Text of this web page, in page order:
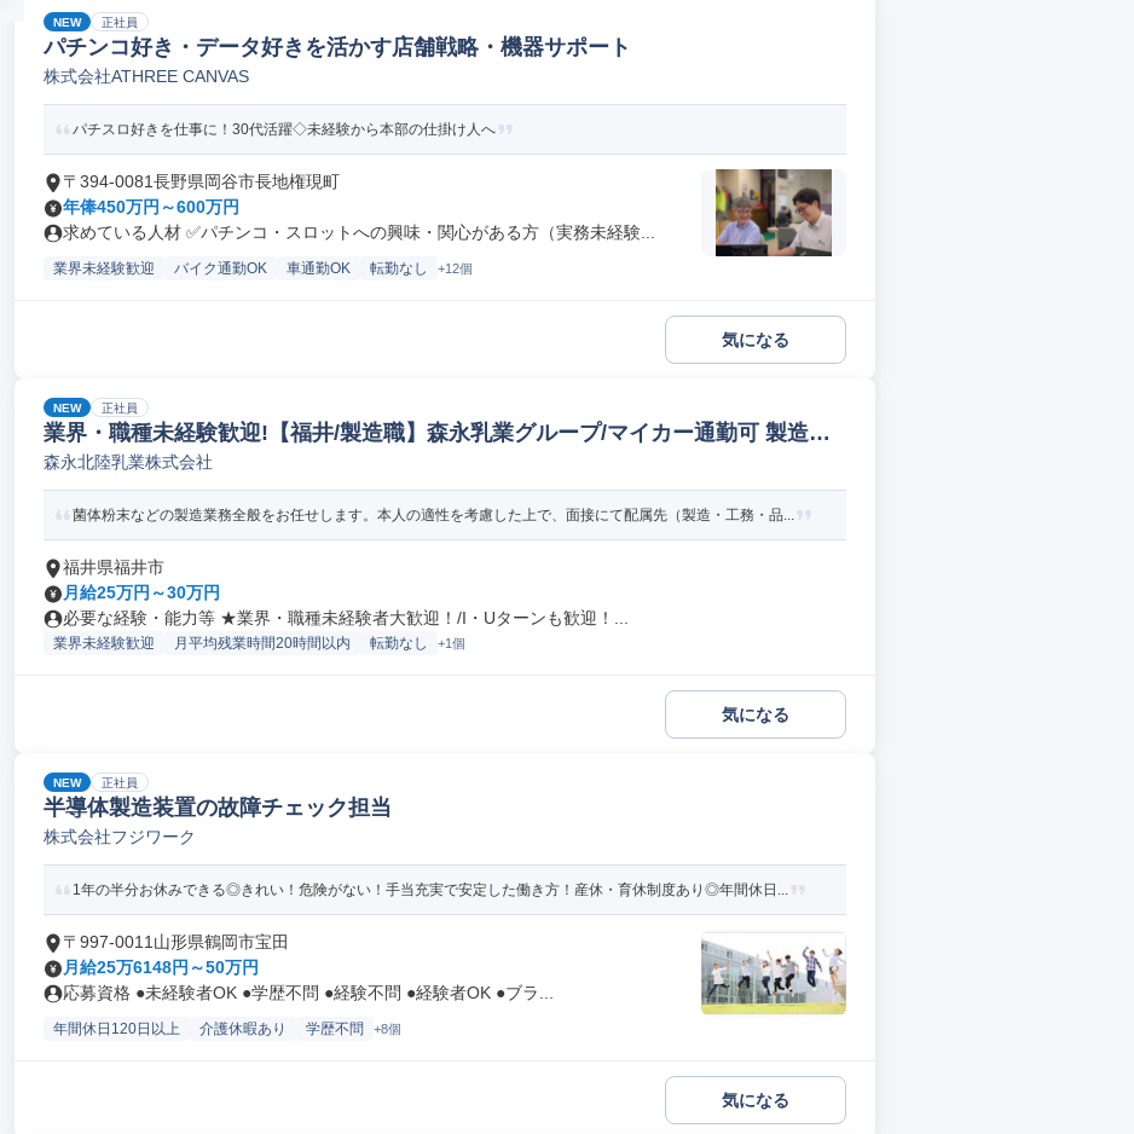
NEW 正社員
パチンコ好き・データ好きを活かす店舗戦略・機器サポート
株式会社ATHREE CANVAS
パチスロ好きを仕事に！30代活躍◇未経験から本部の仕掛け人へ
〒394-0081長野県岡谷市長地権現町
年俸450万円～600万円
求めている人材 ✅パチンコ・スロットへの興味・関心がある方（実務未経験...
業界未経験歓迎 バイク通勤OK 車通勤OK 転勤なし +12個
気になる
NEW 正社員
業界・職種未経験歓迎!【福井/製造職】森永乳業グループ/マイカー通勤可 製造オ
ペレーター/ラインマネージャー(食品/飲料/たばこ)
森永北陸乳業株式会社
菌体粉末などの製造業務全般をお任せします。本人の適性を考慮した上で、面接にて配属先（製造・工務・品...
福井県福井市
月給25万円～30万円
必要な経験・能力等 ★業界・職種未経験者大歓迎！/I・Uターンも歓迎！...
業界未経験歓迎 月平均残業時間20時間以内 転勤なし +1個
気になる
NEW 正社員
半導体製造装置の故障チェック担当
株式会社フジワーク
1年の半分お休みできる◎きれい！危険がない！手当充実で安定した働き方！産休・育休制度あり◎年間休日...
〒997-0011山形県鶴岡市宝田
月給25万6148円～50万円
応募資格 ●未経験者OK ●学歴不問 ●経験不問 ●経験者OK ●ブラ...
年間休日120日以上 介護休暇あり 学歴不問 +8個
気になる